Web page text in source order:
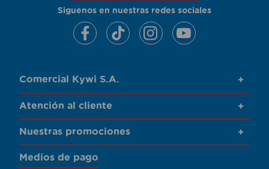
Siguenos en nuestras redes sociales
Comercial Kywi S.A. +
Atención al cliente +
Nuestras promociones +
Medios de pago